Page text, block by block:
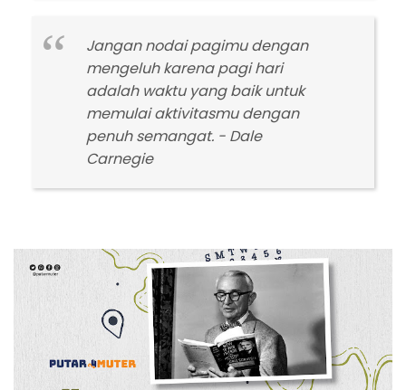
Jangan nodai pagimu dengan
mengeluh karena pagi hari
adalah waktu yang baik untuk
memulai aktivitasmu dengan
penuh semangat. - Dale
Carnegie